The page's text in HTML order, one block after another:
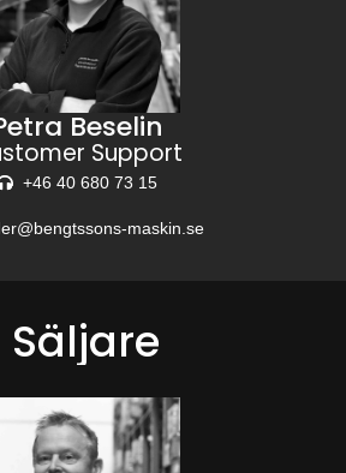
Beselin
Support
+46 40 680 73 15
maskin.se
Säljare